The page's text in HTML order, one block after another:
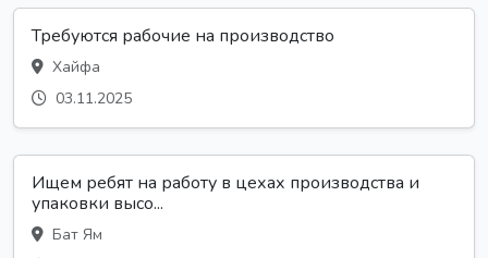
Требуются рабочие на производство
Хайфа
03.11.2025
Ищем ребят на работу в цехах производства и
упаковки высо...
Бат Ям